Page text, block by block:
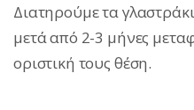
Διατηρούμε τα
μετά από 2-3 μήνες
οριστική τους θέση.